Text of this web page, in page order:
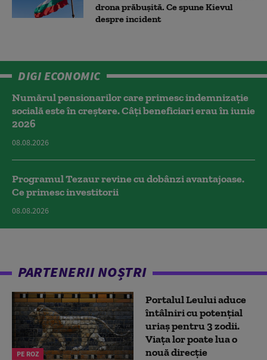
drona prăbuşită. Ce spune Kievul
despre incident
DIGI ECONOMIC
Numărul pensionarilor care primesc indemnizaţie
socială este în creștere. Câți beneficiari erau în iunie
2026
08.08.2026
Programul Tezaur revine cu dobânzi avantajoase.
Ce primesc investitorii
08.08.2026
PARTENERII NOȘTRI
PE ROZ
Portalul Leului aduce
întâlniri cu potențial
uriaș pentru 3 zodii.
Viața lor poate lua o
nouă direcție